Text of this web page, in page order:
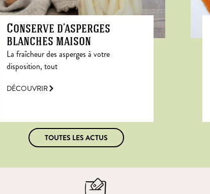
Conserve d’asperges
blanches maison
La fraîcheur des asperges à votre
disposition, tout
DÉCOUVRIR
TOUTES LES ACTUS